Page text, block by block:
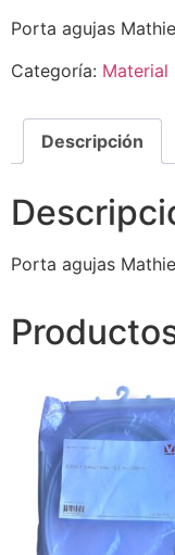
Porta agujas
Categoría: Material
Descripción
Porta agujas